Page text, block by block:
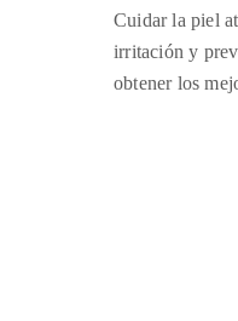
Cuidar la piel
irritación y
obtener los